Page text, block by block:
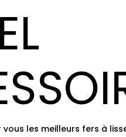
les meilleurs fers à